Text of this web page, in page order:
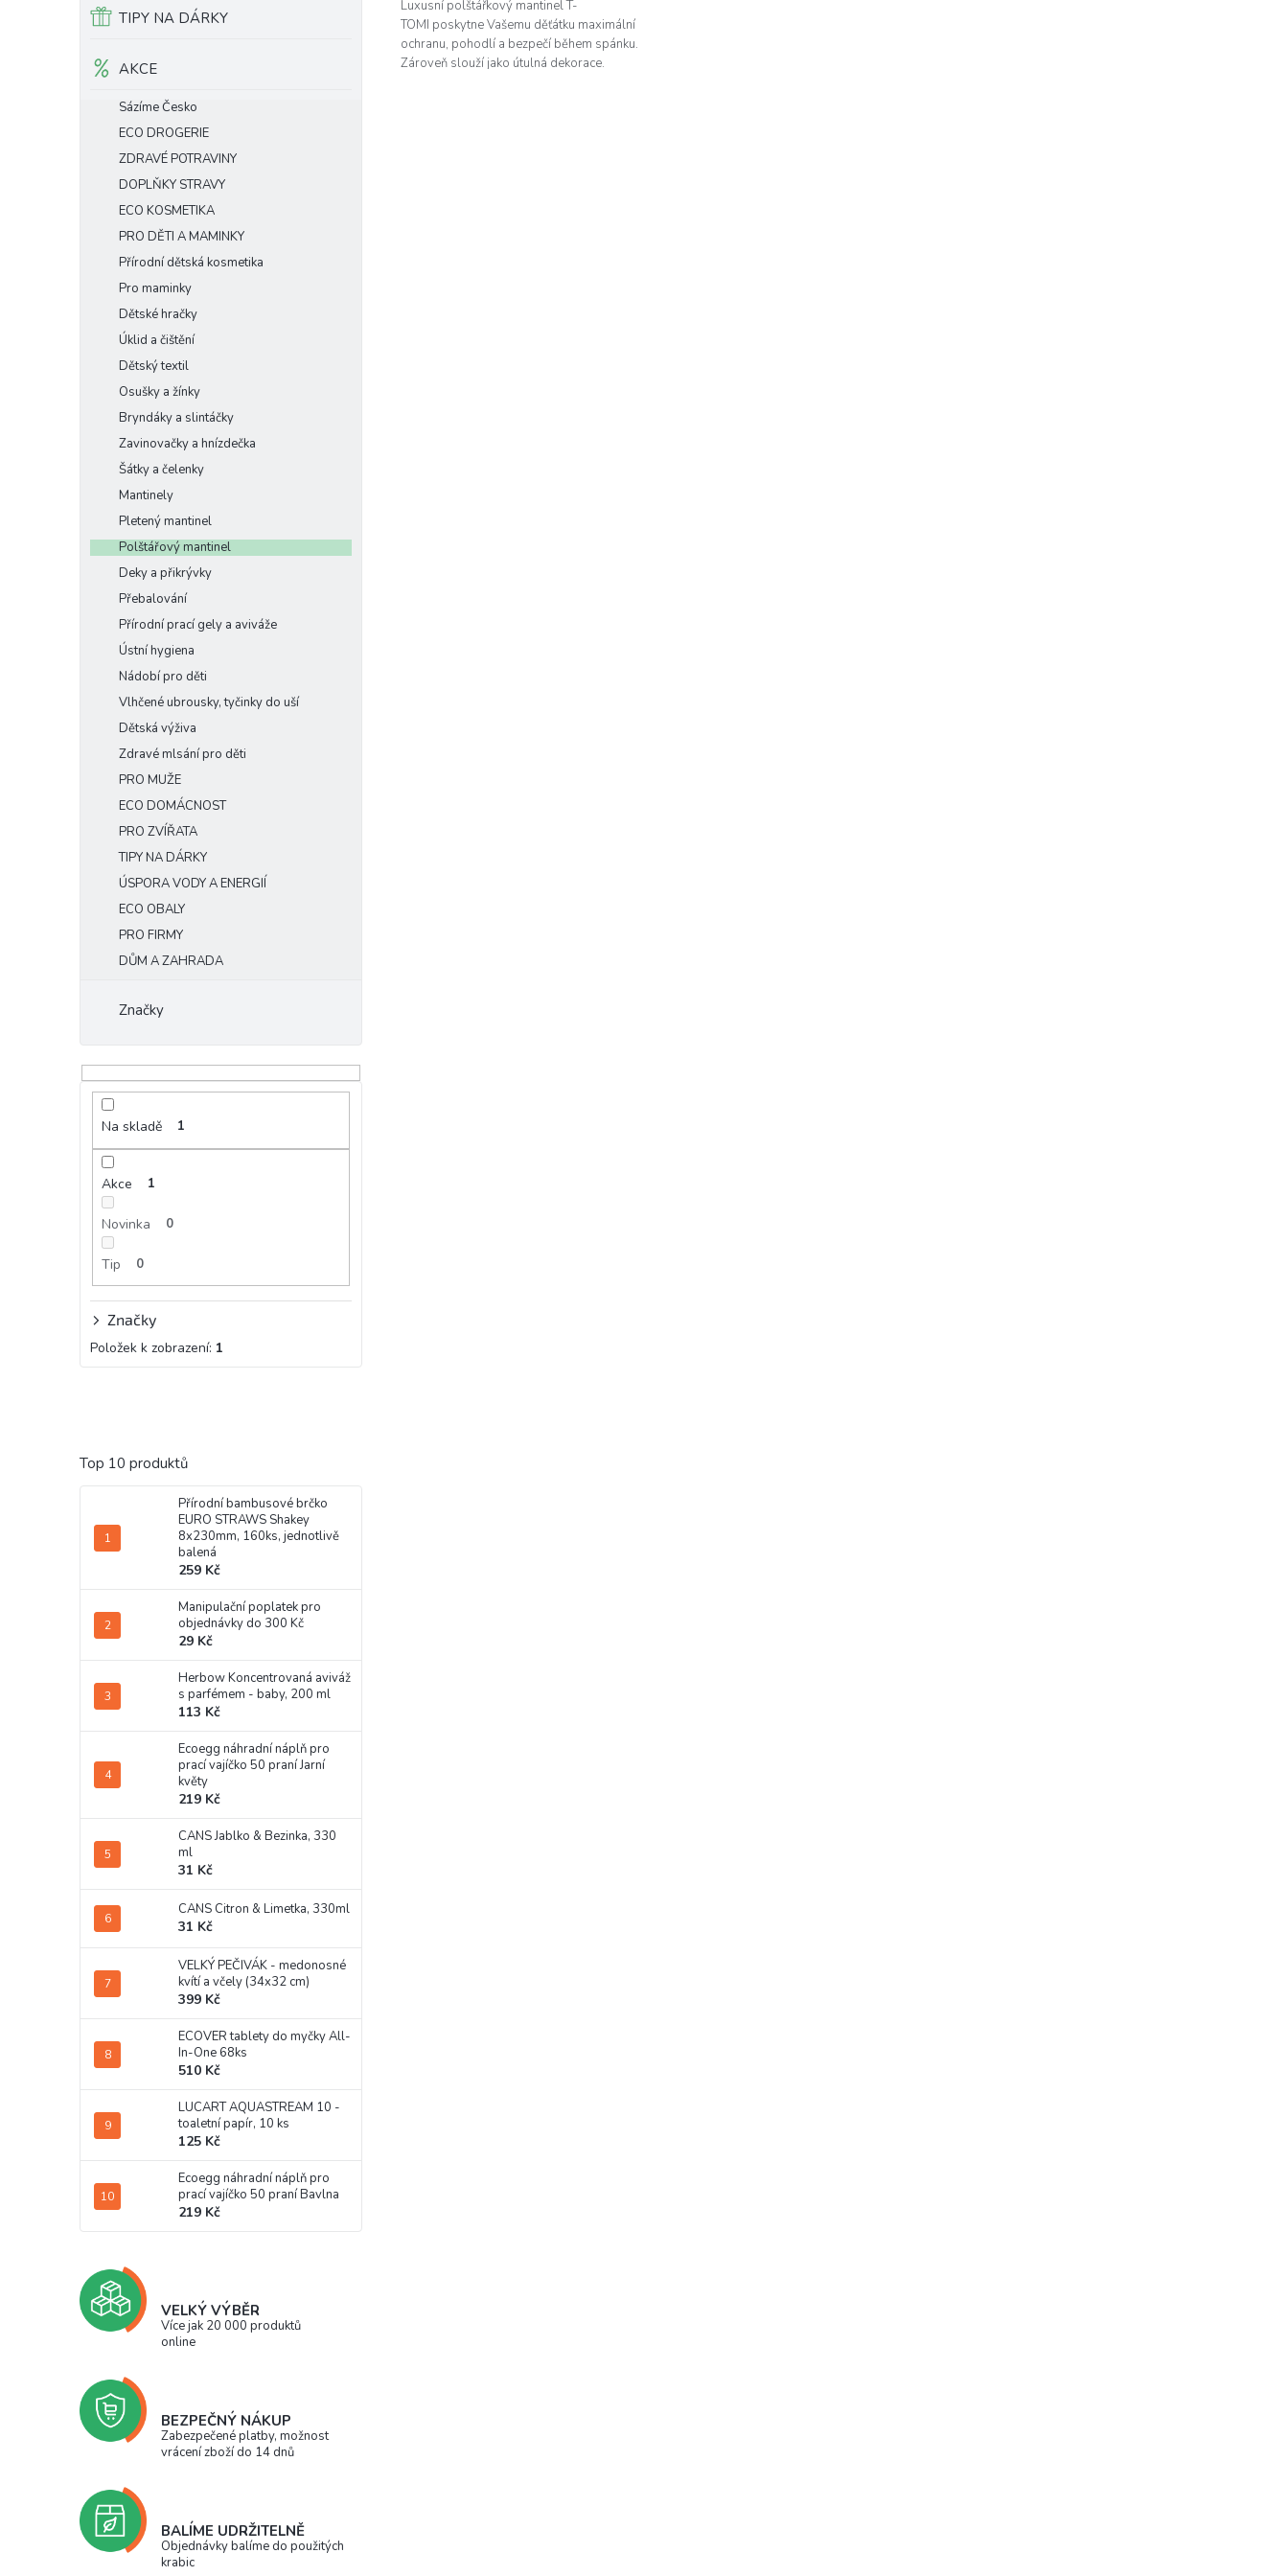
TIPY NA DÁRKY
AKCE
Sázíme Česko
ECO DROGERIE
ZDRAVÉ POTRAVINY
DOPLŇKY STRAVY
ECO KOSMETIKA
PRO DĚTI A MAMINKY
Přírodní dětská kosmetika
Pro maminky
Dětské hračky
Úklid a čištění
Dětský textil
Osušky a žínky
Bryndáky a slintáčky
Zavinovačky a hnízdečka
Šátky a čelenky
Mantinely
Pletený mantinel
Polštářový mantinel
Deky a přikrývky
Přebalování
Přírodní prací gely a aviváže
Ústní hygiena
Nádobí pro děti
Vlhčené ubrousky, tyčinky do uší
Dětská výživa
Zdravé mlsání pro děti
PRO MUŽE
ECO DOMÁCNOST
PRO ZVÍŘATA
TIPY NA DÁRKY
ÚSPORA VODY A ENERGIÍ
ECO OBALY
PRO FIRMY
DŮM A ZAHRADA
Značky
Na skladě 1
Akce 1
Novinka 0
Tip 0
Značky
Položek k zobrazení: 1
Top 10 produktů
Přírodní bambusové brčko
EURO STRAWS Shakey
8x230mm, 160ks, jednotlivě
balená
259 Kč
Manipulační poplatek pro
objednávky do 300 Kč
29 Kč
Herbow Koncentrovaná aviváž
s parfémem - baby, 200 ml
113 Kč
Ecoegg náhradní náplň pro
prací vajíčko 50 praní Jarní
květy
219 Kč
CANS Jablko & Bezinka, 330
ml
31 Kč
CANS Citron & Limetka, 330ml
31 Kč
VELKÝ PEČIVÁK - medonosné
kvítí a včely (34x32 cm)
399 Kč
ECOVER tablety do myčky All-
In-One 68ks
510 Kč
LUCART AQUASTREAM 10 -
toaletní papír, 10 ks
125 Kč
Ecoegg náhradní náplň pro
prací vajíčko 50 praní Bavlna
219 Kč
VELKÝ VÝBĚR
Více jak 20 000 produktů
online
BEZPEČNÝ NÁKUP
Zabezpečené platby, možnost
vrácení zboží do 14 dnů
BALÍME UDRŽITELNĚ
Objednávky balíme do použitých
krabic
5
hvězdiček.
Luxusní polštářkový mantinel T-
TOMI poskytne Vašemu děťátku maximální
ochranu, pohodlí a bezpečí během spánku.
Zároveň slouží jako útulná dekorace.